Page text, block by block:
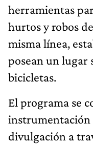
herramientas
hurtos y robos
misma línea,
posean un lugar
bicicletas.
El programa se
instrumentación
divulgación a